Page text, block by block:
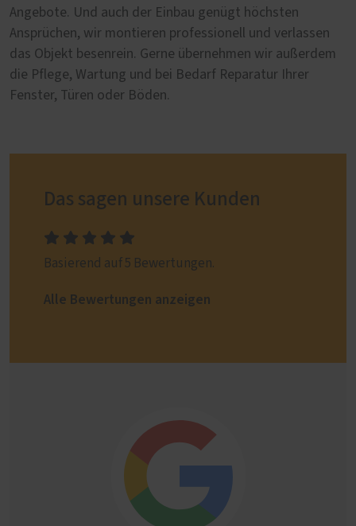
Angebote. Und auch der Einbau genügt höchsten
Ansprüchen, wir montieren professionell und verlassen
das Objekt besenrein. Gerne übernehmen wir außerdem
die Pflege, Wartung und bei Bedarf Reparatur Ihrer
Fenster, Türen oder Böden.
Das sagen unsere Kunden
Basierend auf 5 Bewertungen.
Alle Bewertungen anzeigen